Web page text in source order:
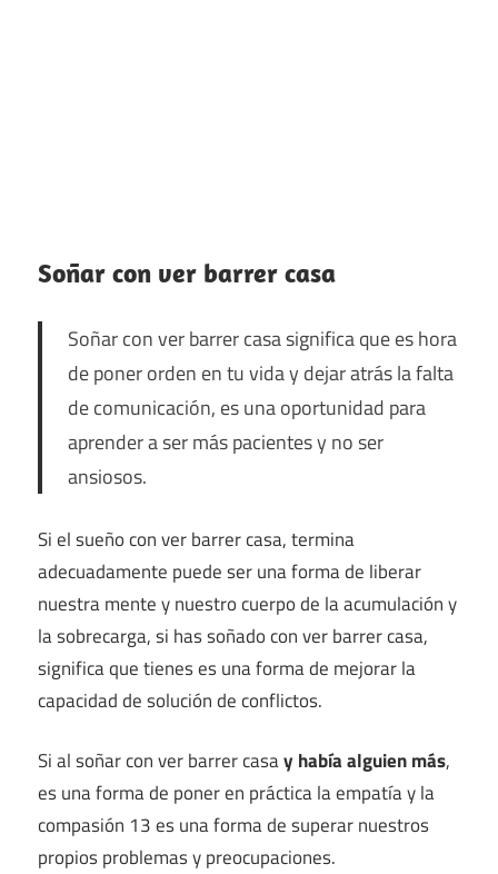
Soñar con ver barrer casa
Soñar con ver barrer casa significa que es hora
de poner orden en tu vida y dejar atrás la falta
de comunicación, es una oportunidad para
aprender a ser más pacientes y no ser
ansiosos.
Si el sueño con ver barrer casa, termina
adecuadamente puede ser una forma de liberar
nuestra mente y nuestro cuerpo de la acumulación y
la sobrecarga, si has soñado con ver barrer casa,
significa que tienes es una forma de mejorar la
capacidad de solución de conflictos.
Si al soñar con ver barrer casay había alguien más,
es una forma de poner en práctica la empatía y la
compasión 13 es una forma de superar nuestros
propios problemas y preocupaciones.